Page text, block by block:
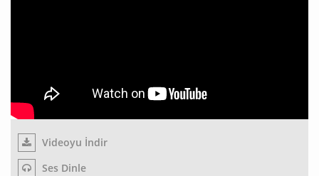
Videoyu İndir
Ses Dinle